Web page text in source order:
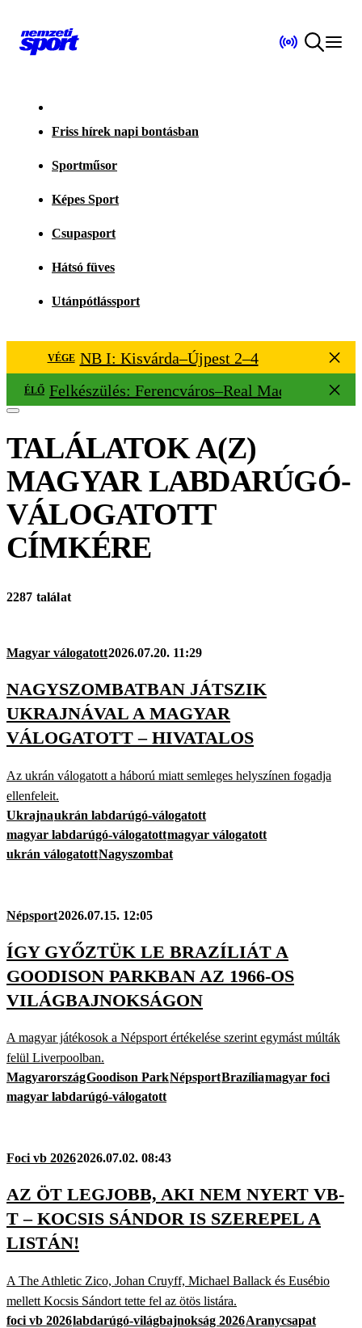
Friss hírek napi bontásban
Sportműsor
Képes Sport
Csupasport
Hátsó füves
Utánpótlássport
VÉGE NB I: Kisvárda–Újpest 2–4
ÉLŐ Felkészülés: Ferencváros–Real Madrid 1–2
TALÁLATOK A(Z)
MAGYAR LABDARÚGÓ-
VÁLOGATOTT
CÍMKÉRE
2287 találat
Magyar válogatott2026.07.20. 11:29
NAGYSZOMBATBAN JÁTSZIK
UKRAJNÁVAL A MAGYAR
VÁLOGATOTT – HIVATALOS
Az ukrán válogatott a háború miatt semleges helyszínen fogadja
ellenfeleit.
Ukrajnaukrán labdarúgó-válogatott
magyar labdarúgó-válogatottmagyar válogatott
ukrán válogatottNagyszombat
Népsport2026.07.15. 12:05
ÍGY GYŐZTÜK LE BRAZÍLIÁT A
GOODISON PARKBAN AZ 1966-OS
VILÁGBAJNOKSÁGON
A magyar játékosok a Népsport értékelése szerint egymást múlták
felül Liverpoolban.
MagyarországGoodison ParkNépsportBrazíliamagyar foci
magyar labdarúgó-válogatott
Foci vb 20262026.07.02. 08:43
AZ ÖT LEGJOBB, AKI NEM NYERT VB-
T – KOCSIS SÁNDOR IS SZEREPEL A
LISTÁN!
A The Athletic Zico, Johan Cruyff, Michael Ballack és Eusébio
mellett Kocsis Sándort tette fel az ötös listára.
foci vb 2026labdarúgó-világbajnokság 2026Aranycsapat